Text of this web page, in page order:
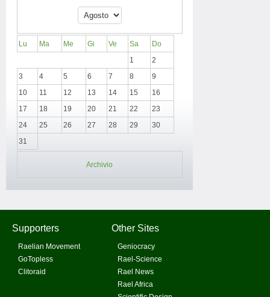
Lu Ma Me Gi Ve Sa
Do
1
2
3
4 5 6 7 8
9
10
11 12 13 14 15
16
17
18 19 20 21 22
23
24
25 26 27 28 29
30
31
Archivio
Supporters
Raelian Movement
GoTopless
Clitoraid
Other Sites
Geniocracy
Rael-Science
Rael News
Rael Africa